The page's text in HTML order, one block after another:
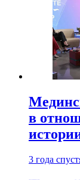
в
3 года